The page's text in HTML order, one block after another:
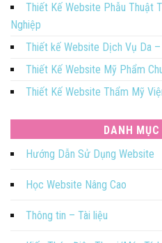
Thiết Kế Website Phẫu Thuật
Nghiệp
Thiết kế Website Dịch Vụ Da –
Thiết Kế Website Mỹ Phẩm
Thiết Kế Website Thẩm Mỹ
DANH
Hướng Dẫn Sử Dụng Website
Học Website Nâng Cao
Thông tin – Tài liệu